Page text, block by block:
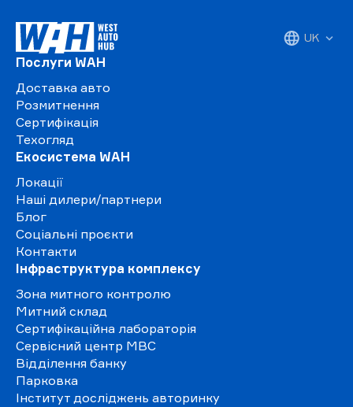
UK
Послуги WAH
Доставка авто
Розмитнення
Сертифікація
Техогляд
Екосистема WAH
Локації
Наші дилери/партнери
Блог
Соціальні проєкти
Контакти
Інфраструктура комплексу
Зона митного контролю
Митний склад
Сертифікаційна лабораторія
Сервісний центр МВС
Відділення банку
Парковка
Інститут досліджень авторинку